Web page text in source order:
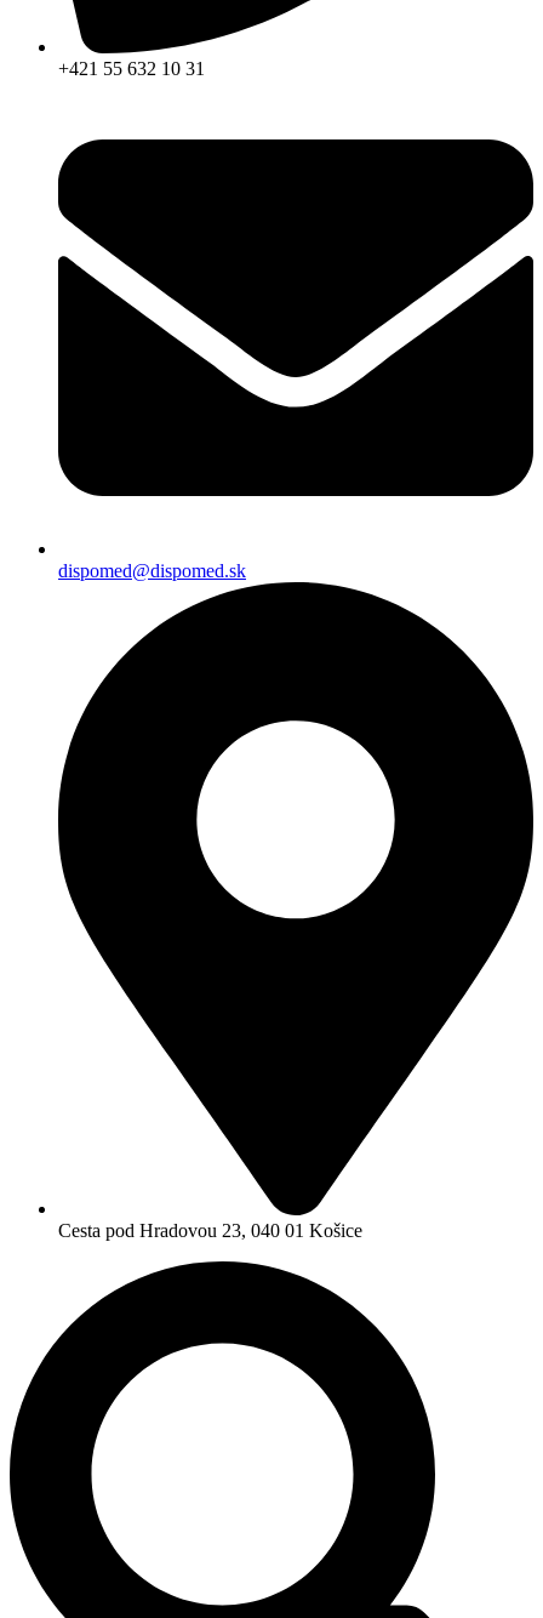
+421 55 632 10 31
dispomed@dispomed.sk
Cesta pod Hradovou 23, 040 01 Košice